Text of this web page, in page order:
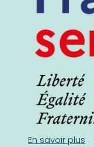
En savoir plus